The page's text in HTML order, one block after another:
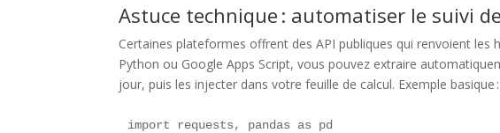
Astuce technique : automatiser le suivi
Certaines plateformes offrent des API publiques qui renvoient les
Python ou Google Apps Script, vous pouvez extraire
jour, puis les injecter dans votre feuille de calcul. Exemple basique :
import requests, pandas as pd